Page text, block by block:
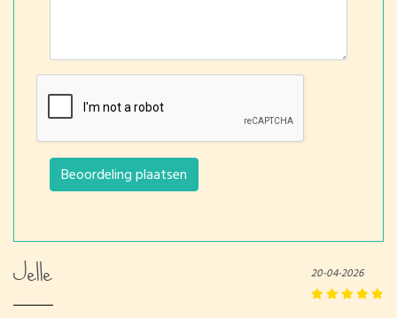
Beoordeling plaatsen
Jelle 20-04-2026